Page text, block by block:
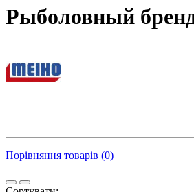
Рыболовный
Порівняння товарів (0)